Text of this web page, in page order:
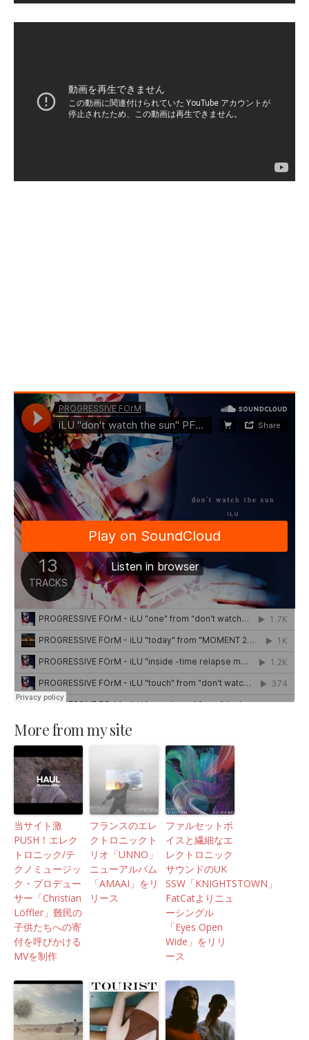
More from my site
当サイト激
PUSH！エレク
トロニック/テ
クノミュージッ
ク・プロデュー
サー「Christian
Löffler」難民の
子供たちへの寄
付を呼びかける
MVを制作
フランスのエレ
クトロニックト
リオ「UNNO」
ニューアルバム
「AMAAI」をリ
リース
ファルセットボ
イスと繊細なエ
レクトロニック
サウンドのUK
SSW「KNIGHTSTOWN」
FatCatよりニュ
ーシングル
「Eyes Open
Wide」をリリ
ース